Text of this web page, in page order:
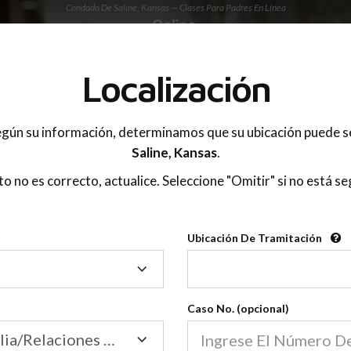
Condado De Saline, Kansas — Clases Para Padres En Línea
OnlineParentingPrograms.com®
De Educación Para Padres En
Condado De Saline (KS)
Localización
su información, determinamos que su ubicación puede
Saline, Kansas.
no es correcto, actualice. Seleccione "Omitir" si no está
Ubicación De Tramitación
Tramitación
Tribunal de Familia/Relaciones Domésticas
Caso No. (opcional)